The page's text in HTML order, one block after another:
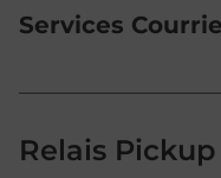
Services
Relais Pickup